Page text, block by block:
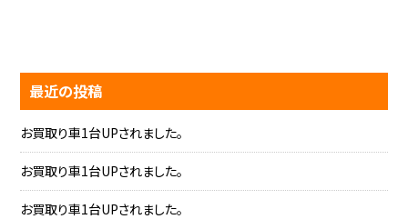
最近の投稿
お買取り車1台UPされました。
お買取り車1台UPされました。
お買取り車1台UPされました。